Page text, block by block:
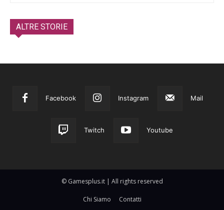
ALTRE STORIE
Facebook Instagram Mail
Twitch Youtube
© Gamesplus.it | All rights reserved
Chi Siamo Contatti